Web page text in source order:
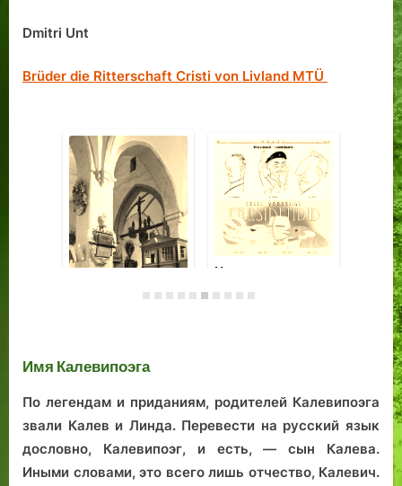
Dmitri Unt
Brüder die Ritterschaft Cristi von Livland MTÜ
«Наслаждение
Таллине
«Над морем дум,
над пашнею
Лендер в Таллине
Имя Калевипоэга
По легендам и приданиям, родителей Калевипоэга
звали Калев и Линда. Перевести на русский язык
дословно, Калевипоэг, и есть, — сын Калева.
Иными словами, это всего лишь отчество, Калевич.